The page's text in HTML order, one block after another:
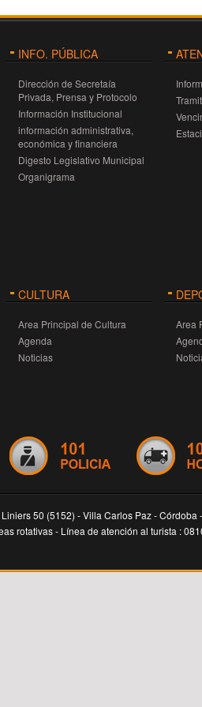
nacional.
tres microbasurales detectados en
Estancia Vieja. Así como también en
en barrio Costa Azul.
INFO. PÚBLICA
Dirección de Secretaía
Privada, Prensa y Protocolo
Información Institucional
información administrativa,
económica y financiera
Digesto Legislativo Municipal
Organigrama
CULTURA
Area Principal de Cultura
Agenda
Noticias
Area
50 (5152) - Villa Carlos Paz - Córdoba
rotativas - Línea de atención al turista :